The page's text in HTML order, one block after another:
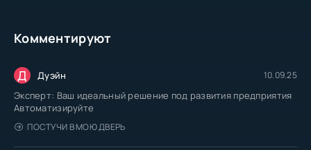
Комментируют
Д Дуэйн 10.09.25
Эксперт: Ваш идеальный решение под развития предприятия
Автоматизируйте
ПОСТУЧИ В МОЮ ДВЕРЬ